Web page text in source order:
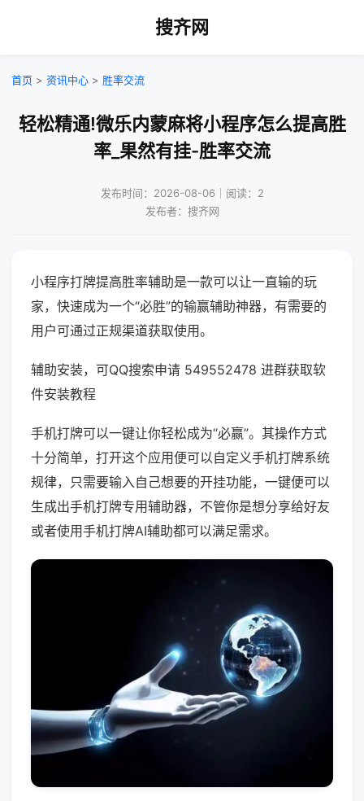
搜齐网
首页 > 资讯中心 > 胜率交流
轻松精通!微乐内蒙麻将小程序怎么提高胜
率_果然有挂-胜率交流
发布时间：2026-08-06｜阅读：2
发布者：搜齐网
小程序打牌提高胜率辅助是一款可以让一直输的玩
家，快速成为一个“必胜”的输赢辅助神器，有需要的
用户可通过正规渠道获取使用。
辅助安装，可QQ搜索申请 549552478 进群获取软
件安装教程
手机打牌可以一键让你轻松成为“必赢”。其操作方式
十分简单，打开这个应用便可以自定义手机打牌系统
规律，只需要输入自己想要的开挂功能，一键便可以
生成出手机打牌专用辅助器，不管你是想分享给好友
或者使用手机打牌AI辅助都可以满足需求。